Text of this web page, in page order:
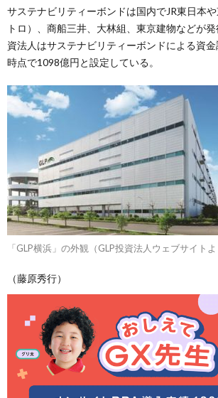
サステナビリティーボンドは国内でJR東日本
トロ）、商船三井、大林組、東京建物などが
資法人はサステナビリティーボンドによる資
時点で1098億円と設定している。
「GLP横浜」の外観（GLP投資法人ウェブサイトよ
（藤原秀行）